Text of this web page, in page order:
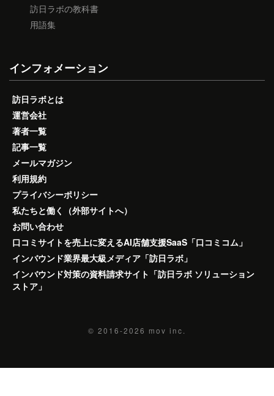
訪日ラボの教科書
用語集
インフォメーション
訪日ラボとは
運営会社
著者一覧
記事一覧
メールマガジン
利用規約
プライバシーポリシー
私たちと働く（外部サイトへ）
お問い合わせ
口コミサイトを売上に変えるAI店舗支援SaaS「口コミコム」
インバウンド業界最大級メディア「訪日ラボ」
インバウンド対策の資料請求サイト「訪日ラボ ソリューション
ストア」
© 2016-2026 mov inc.